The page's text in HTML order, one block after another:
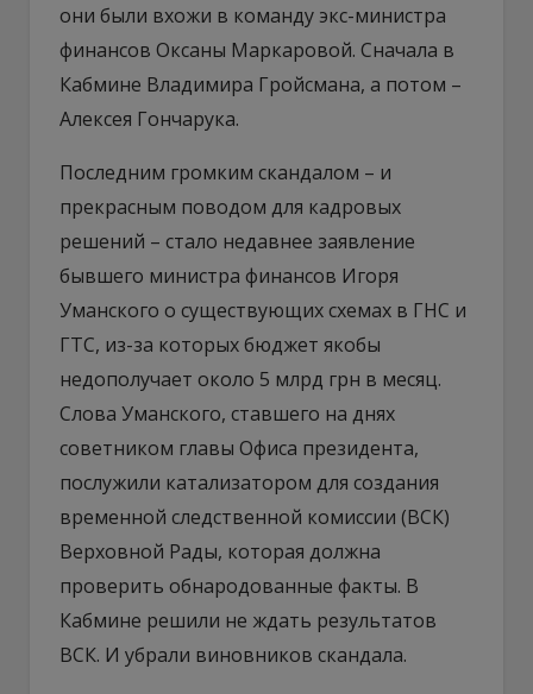
они были вхожи в команду экс-министра
финансов Оксаны Маркаровой. Сначала в
Кабмине Владимира Гройсмана, а потом –
Алексея Гончарука.
Последним громким скандалом – и
прекрасным поводом для кадровых
решений – стало недавнее заявление
бывшего министра финансов Игоря
Уманского о существующих схемах в ГНС и
ГТС, из-за которых бюджет якобы
недополучает около 5 млрд грн в месяц.
Слова Уманского, ставшего на днях
советником главы Офиса президента,
послужили катализатором для создания
временной следственной комиссии (ВСК)
Верховной Рады, которая должна
проверить обнародованные факты. В
Кабмине решили не ждать результатов
ВСК. И убрали виновников скандала.